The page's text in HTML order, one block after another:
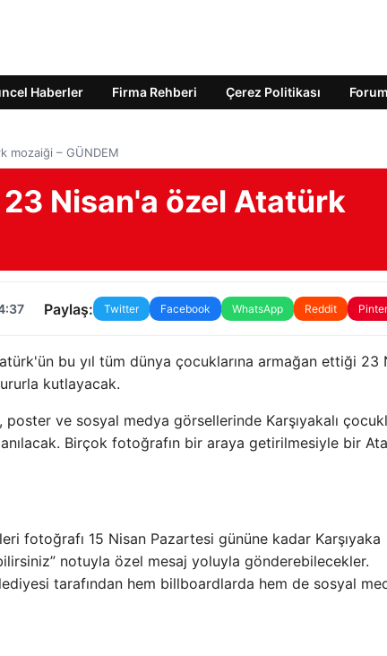
Haberler Firma Rehberi Çerez Politikası Forum
mozaiği – GÜNDEM
23 Nisan'a özel Atatürk
Paylaş: Twitter Facebook WhatsApp Reddit
bu yıl tüm dünya çocuklarına armağan ettiği 23
kutlayacak.
ve sosyal medya görsellerinde Karşıyakalı
Birçok fotoğrafın bir araya getirilmesiyle bir
fotoğrafı 15 Nisan Pazartesi gününe kadar Karşıyaka
notuyla özel mesaj yoluyla gönderebilecekler.
tarafından hem billboardlarda hem de sosyal